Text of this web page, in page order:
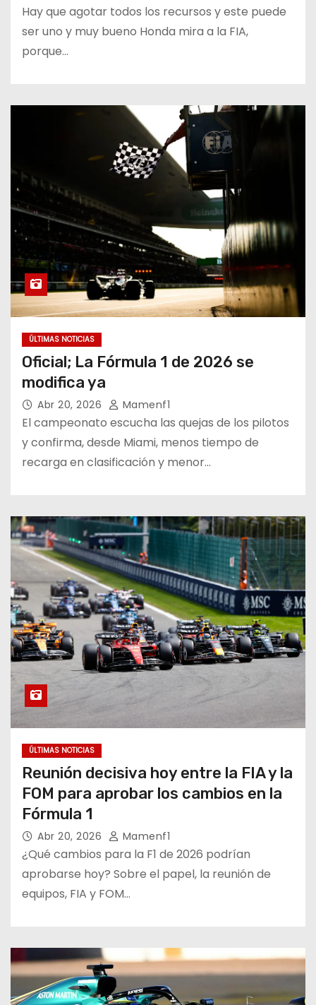
Hay que agotar todos los recursos y este puede
ser uno y muy bueno Honda mira a la FIA,
porque…
ÚLTIMAS NOTICIAS
Oficial; La Fórmula 1 de 2026 se
modifica ya
Abr 20, 2026 Mamenf1
El campeonato escucha las quejas de los pilotos
y confirma, desde Miami, menos tiempo de
recarga en clasificación y menor…
ÚLTIMAS NOTICIAS
Reunión decisiva hoy entre la FIA y la
FOM para aprobar los cambios en la
Fórmula 1
Abr 20, 2026 Mamenf1
¿Qué cambios para la F1 de 2026 podrían
aprobarse hoy? Sobre el papel, la reunión de
equipos, FIA y FOM…